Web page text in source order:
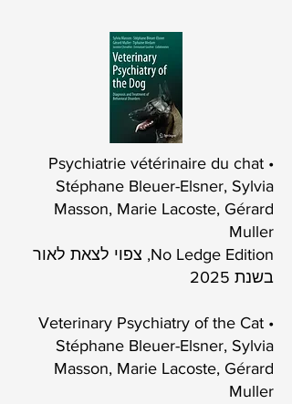
• Psychiatrie vétérinaire du chat
Stéphane Bleuer-Elsner, Sylvia
Masson, Marie Lacoste, Gérard
Muller
No Ledge Edition, צפוי לצאת לאור
בשנת 2025
• Veterinary Psychiatry of the Cat
Stéphane Bleuer-Elsner, Sylvia
Masson, Marie Lacoste, Gérard
Muller